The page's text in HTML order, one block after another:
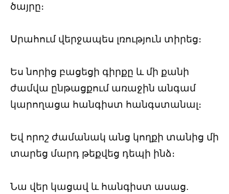
ծայրը։
Սրահում վերջապես լռություն տիրեց։
Ես նորից բացեցի գիրքը և մի քանի
ժամվա ընթացքում առաջին անգամ
կարողացա հանգիստ հանգստանալ։
Եվ որոշ ժամանակ անց կողքի տանից մի
տարեց մարդ թեքվեց դեպի ինձ։
Նա վեր կացավ և հանգիստ ասաց.